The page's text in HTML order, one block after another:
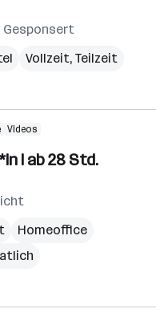
Gesponsert
Vollzeit, Teilzeit
Videos
I ab 28 Std.
Homeoffice